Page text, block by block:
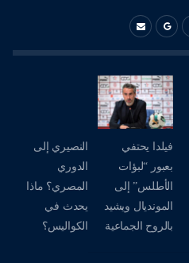
فيلدا يحتفي
بعبور “لبؤات
الأطلس” إلى
المونديال ويشيد
بالروح الجماعية
النصيري إلى
الدوري
المصري؟ ماذا
يحدث في
الكواليس؟